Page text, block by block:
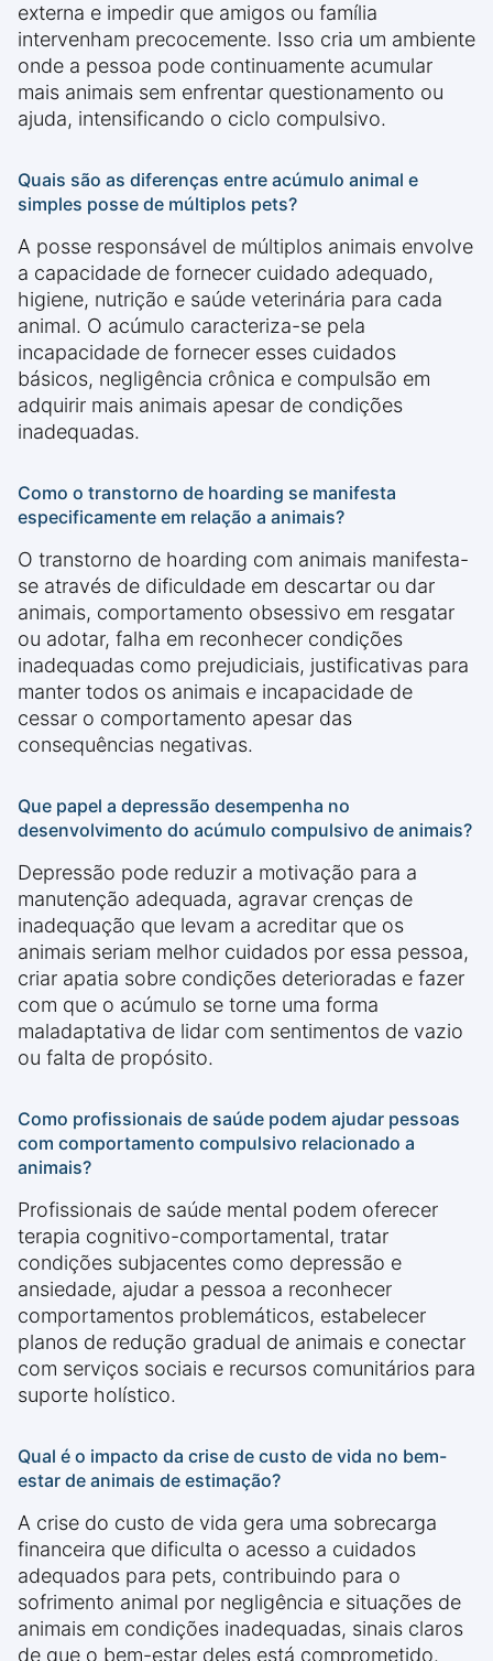
externa e impedir que amigos ou família
intervenham precocemente. Isso cria um ambiente
onde a pessoa pode continuamente acumular
mais animais sem enfrentar questionamento ou
ajuda, intensificando o ciclo compulsivo.
Quais são as diferenças entre acúmulo animal e
simples posse de múltiplos pets?
A posse responsável de múltiplos animais envolve
a capacidade de fornecer cuidado adequado,
higiene, nutrição e saúde veterinária para cada
animal. O acúmulo caracteriza-se pela
incapacidade de fornecer esses cuidados
básicos, negligência crônica e compulsão em
adquirir mais animais apesar de condições
inadequadas.
Como o transtorno de hoarding se manifesta
especificamente em relação a animais?
O transtorno de hoarding com animais manifesta-
se através de dificuldade em descartar ou dar
animais, comportamento obsessivo em resgatar
ou adotar, falha em reconhecer condições
inadequadas como prejudiciais, justificativas para
manter todos os animais e incapacidade de
cessar o comportamento apesar das
consequências negativas.
Que papel a depressão desempenha no
desenvolvimento do acúmulo compulsivo de animais?
Depressão pode reduzir a motivação para a
manutenção adequada, agravar crenças de
inadequação que levam a acreditar que os
animais seriam melhor cuidados por essa pessoa,
criar apatia sobre condições deterioradas e fazer
com que o acúmulo se torne uma forma
maladaptativa de lidar com sentimentos de vazio
ou falta de propósito.
Como profissionais de saúde podem ajudar pessoas
com comportamento compulsivo relacionado a
animais?
Profissionais de saúde mental podem oferecer
terapia cognitivo-comportamental, tratar
condições subjacentes como depressão e
ansiedade, ajudar a pessoa a reconhecer
comportamentos problemáticos, estabelecer
planos de redução gradual de animais e conectar
com serviços sociais e recursos comunitários para
suporte holístico.
Qual é o impacto da crise de custo de vida no bem-
estar de animais de estimação?
A crise do custo de vida gera uma sobrecarga
financeira que dificulta o acesso a cuidados
adequados para pets, contribuindo para o
sofrimento animal por negligência e situações de
animais em condições inadequadas, sinais claros
de que o bem-estar deles está comprometido.